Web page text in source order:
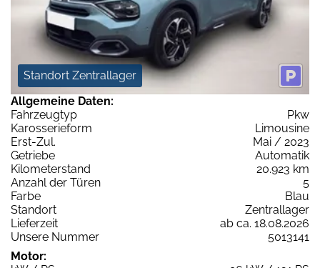
Standort Zentrallager
Allgemeine Daten:
Fahrzeugtyp
Pkw
Karosserieform
Limousine
Erst-Zul.
Mai / 2023
Getriebe
Automatik
Kilometerstand
20.923 km
Anzahl der Türen
5
Farbe
Blau
Standort
Zentrallager
Lieferzeit
ab ca. 18.08.2026
Unsere Nummer
5013141
Motor: